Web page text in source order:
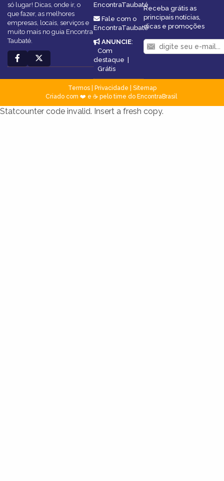
só lugar! Dicas, onde ir, o
que fazer, as melhores
empresas, locais, serviços e
muito mais no guia Encontra
Taubaté.
EncontraTaubaté
Fale com o
EncontraTaubaté
ANUNCIE:
Com
destaque |
Grátis
Receba grátis as
principais notícias,
dicas e promoções
Termos| Privacidade
Sitemap
Criado com ❤️ e ☕ pelo time do EncontraBrasil
Statcounter code invalid. Insert a fresh copy.